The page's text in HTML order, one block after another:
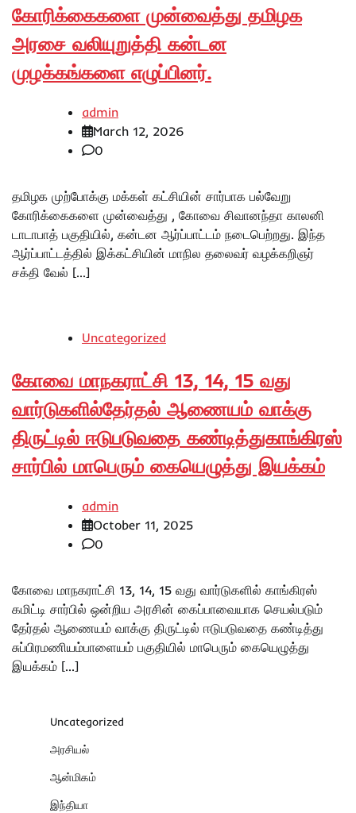
கோரிக்கைகளை முன்வைத்து தமிழக
அரசை வலியுறுத்தி கன்டன
முழக்கங்களை எழுப்பினர்.
admin
March 12, 2026
0
தமிழக முற்போக்கு மக்கள் கட்சியின் சார்பாக பல்வேறு
கோரிக்கைகளை முன்வைத்து , கோவை சிவானந்தா காலனி
டாடாபாத் பகுதியில், கன்டன ஆர்ப்பாட்டம் நடைபெற்றது. இந்த
ஆர்ப்பாட்டத்தில் இக்கட்சியின் மாநில தலைவர் வழக்கறிஞர்
சக்தி வேல் […]
Uncategorized
கோவை மாநகராட்சி 13, 14, 15 வது
வார்டுகளில்தேர்தல் ஆணையம் வாக்கு
திருட்டில் ஈடுபடுவதை கண்டித்துகாங்கிரஸ்
சார்பில் மாபெரும் கையெழுத்து இயக்கம்
admin
October 11, 2025
0
கோவை மாநகராட்சி 13, 14, 15 வது வார்டுகளில் காங்கிரஸ்
கமிட்டி சார்பில் ஒன்றிய அரசின் கைப்பாவையாக செயல்படும்
தேர்தல் ஆணையம் வாக்கு திருட்டில் ஈடுபடுவதை கண்டித்து
சுப்பிரமணியம்பாளையம் பகுதியில் மாபெரும் கையெழுத்து
இயக்கம் […]
Uncategorized
அரசியல்
ஆன்மிகம்
இந்தியா